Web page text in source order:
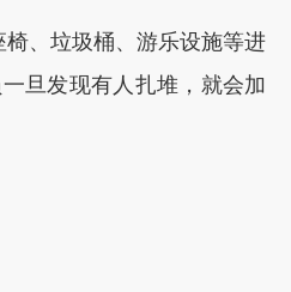
、垃圾桶、游乐设施等进
旦发现有人扎堆，就会加